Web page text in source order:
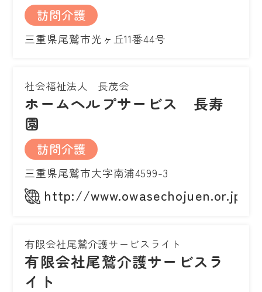
訪問介護
三重県尾鷲市光ヶ丘11番44号
社会福祉法人 長茂会
ホームヘルプサービス 長寿
園
訪問介護
三重県尾鷲市大字南浦4599-3
http://www.owasechojuen.or.jp
有限会社尾鷲介護サービスライト
有限会社尾鷲介護サービスラ
イト